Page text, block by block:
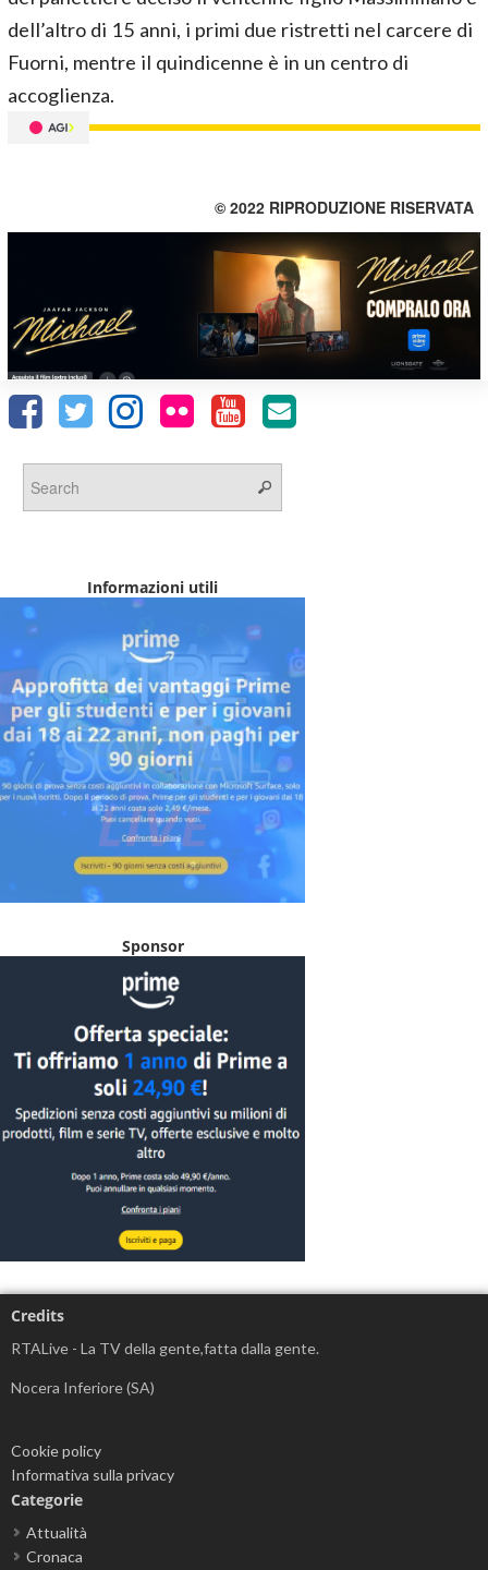
dell’altro di 15 anni, i primi due ristretti nel carcere di
Fuorni, mentre il quindicenne è in un centro di
accoglienza.
© 2022 RIPRODUZIONE RISERVATA
Informazioni utili
Sponsor
Credits
RTALive - La TV della gente,fatta dalla gente.
Nocera Inferiore (SA)
Cookie policy
Informativa sulla privacy
Categorie
Attualità
Cronaca